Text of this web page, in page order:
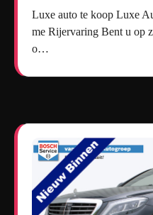
Luxe auto te koop Luxe Auto’s te Koop: Ervaar de Ultie
me Rijervaring Bent u op
o…